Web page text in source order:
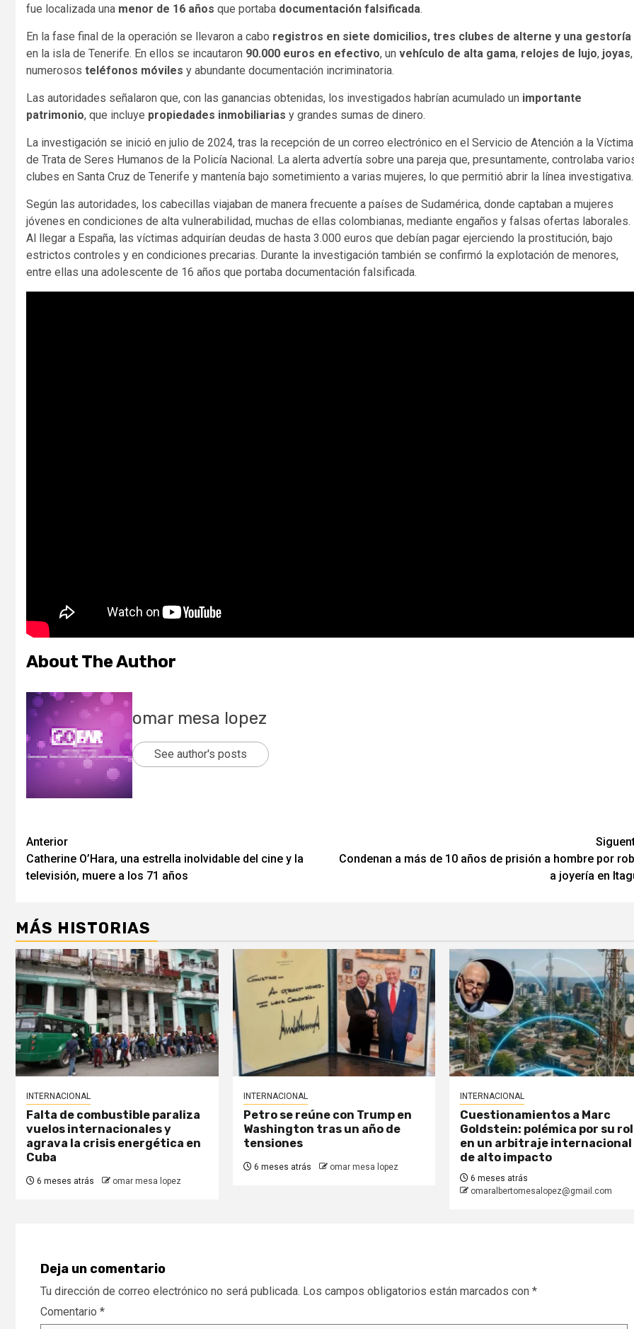
fue localizada una menor de 16 años que portaba documentación falsificada.
En la fase final de la operación se llevaron a cabo registros en siete domicilios, tres clubes de alterne y una gestoría
en la isla de Tenerife. En ellos se incautaron 90.000 euros en efectivo, un vehículo de alta gama, relojes de lujo, joyas,
numerosos teléfonos móviles y abundante documentación incriminatoria.
Las autoridades señalaron que, con las ganancias obtenidas, los investigados habrían acumulado un importante
patrimonio, que incluye propiedades inmobiliarias y grandes sumas de dinero.
La investigación se inició en julio de 2024, tras la recepción de un correo electrónico en el Servicio de Atención a la Víctima
de Trata de Seres Humanos de la Policía Nacional. La alerta advertía sobre una pareja que, presuntamente, controlaba
clubes en Santa Cruz de Tenerife y mantenía bajo sometimiento a varias mujeres, lo que permitió abrir la línea investigativa.
Según las autoridades, los cabecillas viajaban de manera frecuente a países de Sudamérica, donde captaban a mujeres
jóvenes en condiciones de alta vulnerabilidad, muchas de ellas colombianas, mediante engaños y falsas ofertas laborales.
Al llegar a España, las víctimas adquirían deudas de hasta 3.000 euros que debían pagar ejerciendo la prostitución, bajo
estrictos controles y en condiciones precarias. Durante la investigación también se confirmó la explotación de menores,
entre ellas una adolescente de 16 años que portaba documentación falsificada.
About The Author
omar mesa lopez
See author's posts
Post
navigation
Anterior
Catherine O’Hara, una estrella inolvidable del cine y la
televisión, muere a los 71 años
Condenan a más de 10 años de prisión a hombre por
a joyería en
MÁS HISTORIAS
INTERNACIONAL
Falta de combustible paraliza
vuelos internacionales y
agrava la crisis energética en
Cuba
6 meses atrás omar mesa lopez
INTERNACIONAL
Petro se reúne con Trump en
Washington tras un año de
tensiones
6 meses atrás omar mesa lopez
INTERNACIONAL
Cuestionamientos a Marc
Goldstein: polémica por su rol
en un arbitraje internacional
de alto impacto
6 meses atrás
omaralbertomesalopez@gmail.com
Deja un comentario
Tu dirección de correo electrónico no será publicada. Los campos obligatorios están marcados con *
Comentario *